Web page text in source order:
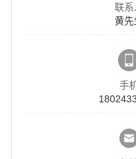
联系
黄先
手